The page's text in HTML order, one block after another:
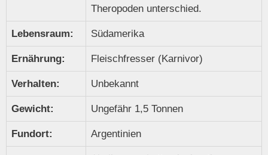
Theropoden unterschied.
Lebensraum: Südamerika
Ernährung: Fleischfresser (Karnivor)
Verhalten: Unbekannt
Gewicht: Ungefähr 1,5 Tonnen
Fundort: Argentinien